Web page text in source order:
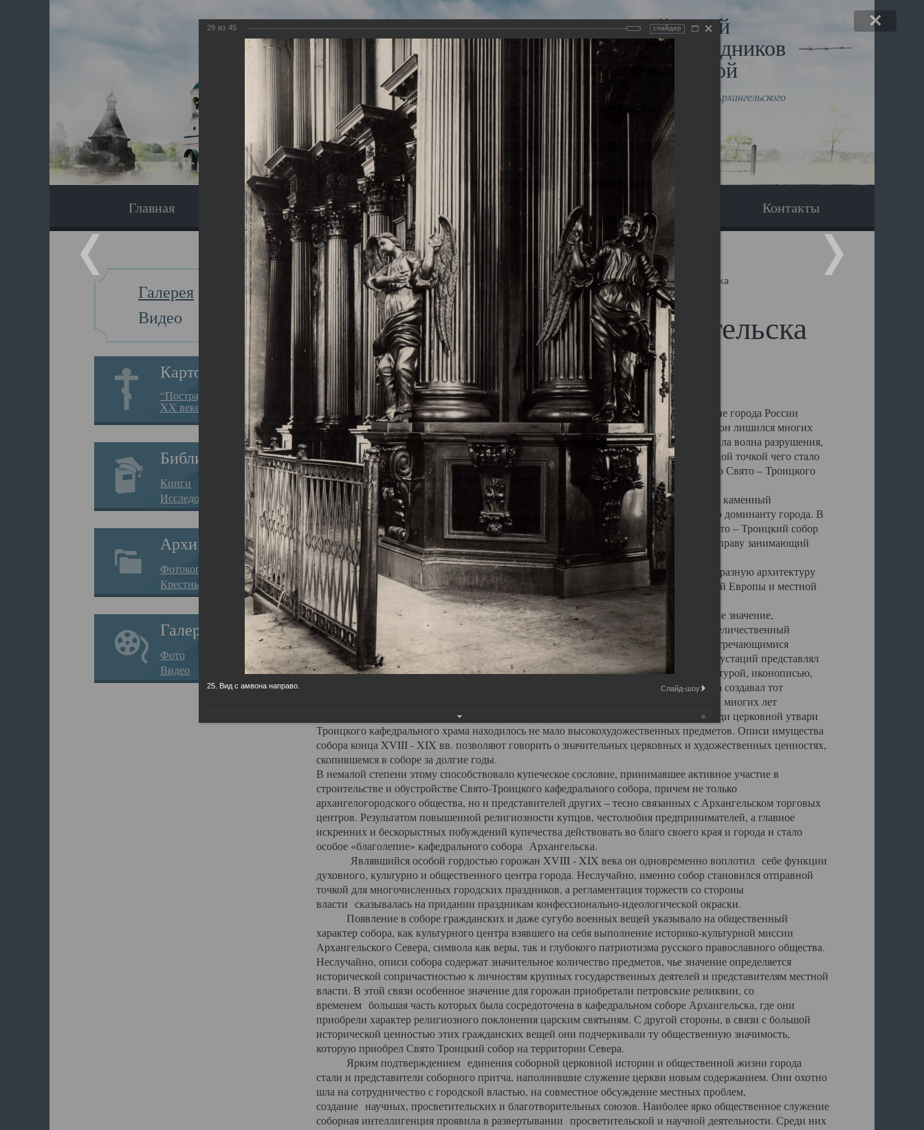
Виртуальный музей
Новомучеников и исповедников
Земли Архангельской
Сайт создан по благословлению митрополита Архангельского
и Холмогорского Даниила
Главная Экскурсия Наследники Галерея Вопрос-ответ Контакты
Галерея
Видео
Картотека
“Пострадавшие за веру в
XX веке на Севере”
Библиотека
Книги
Исследования
Архив
Фотокопии дел
Крестные ходы
Галерея
Фото
Видео
Главная Галерея Храмы-мученики Архангельска Свято-Троицкий собор Архангельска
Свято-Троицкий собор Архангельска
Свято-Троицкий собор Архангельска
23.12.2015
Сегодня мы можем говорить, что Архангельск в большей мере, чем другие губернские города России
пострадал от целенаправленных систематических разрушений, в результате которых он лишился многих
выдающихся памятников архитектуры. Больше всего по старому Архангельску ударила волна разрушения,
вызванная борьбой с религией, набравшая особую силу в конце 20 –х годов. Отправной точкой чего стало
разрушение православного центра архангельской губернии - ансамбля кафедрального Свято – Троицкого
собора Архангельска.
Возникнув в начале XVIII века в центре Архангельска, величественный каменный
двухэтажный Троицкий собор, сразу превратился в зрительную и градостроительную доминанту города. В
XVIII веке по масштабам ему не было равных на Севере. Вплоть до разрушения Свято – Троицкий собор
оставался самым высоким и значительным из городских строений Архангельска, по праву занимающий
второе место, после гостиных дворов, в градостроительной картине Архангельска.
Один из самых больших и светлых соборов России воплотил в себе яркую и своеобразную архитектуру
портового города с отраженными в ней архитектурными течениями России, Западной Европы и местной
архангелогородской школы церковного зодчества.
Масштабность, благолепие и богатство собора, вполне оправдывали его кафедральное значение,
заслуженно выделяя из многочисленных культовых построек города. Обширный и величественный
иконостас украшенный колоннами ионического стиля, с единственными нигде не встречающимися
царскими вратами, изящным фронтоном и множеством резных, символических инкрустаций представлял
собой поистине художественную ценность. В совокупности же с живописью, скульптурой, иконописью,
шитьем, многочисленными предметами церковной утвари интерьер Троицкого храма создавал тот
неповторимый красочный ансамбль декоративного убранства собора, на протяжении многих лет
поражающий воображение своих посетителей. В соборной ризнице, библиотеке, среди церковной утвари
Троицкого кафедрального храма находилось не мало высокохудожественных предметов. Описи имущества
собора конца XVIII - XIX вв. позволяют говорить о значительных церковных и художественных ценностях,
скопившемся в соборе за долгие годы.
В немалой степени этому способствовало купеческое сословие, принимавшее активное участие в
строительстве и обустройстве Свято-Троицкого кафедрального собора, причем не только
архангелогородского общества, но и представителей других – тесно связанных с Архангельском торговых
центров. Результатом повышенной религиозности купцов, честолюбия предпринимателей, а главное
искренних и бескорыстных побуждений купечества действовать во благо своего края и города и стало
особое «благолепие» кафедрального собора Архангельска.
Являвшийся особой гордостью горожан XVIII - XIX века он одновременно воплотил себе функции
духовного, культурно и общественного центра города. Неслучайно, именно собор становился отправной
точкой для многочисленных городских праздников, а регламентация торжеств со стороны
власти сказывалась на придании праздникам конфессионально-идеологической окраски.
Появление в соборе гражданских и даже сугубо военных вещей указывало на общественный
характер собора, как культурного центра взявшего на себя выполнение историко-культурной миссии
Архангельского Севера, символа как веры, так и глубокого патриотизма русского православного общества.
Неслучайно, описи собора содержат значительное количество предметов, чье значение определяется
исторической сопричастностью к личностям крупных государственных деятелей и представителям местной
власти. В этой связи особенное значение для горожан приобретали петровские реликвии, со
временем большая часть которых была сосредоточена в кафедральном соборе Архангельска, где они
приобрели характер религиозного поклонения царским святыням. С другой стороны, в связи с большой
исторической ценностью этих гражданских вещей они подчеркивали ту общественную значимость,
которую приобрел Свято Троицкий собор на территории Севера.
Ярким подтверждением единения соборной церковной истории и общественной жизни города
стали и представители соборного притча, наполнившие служение церкви новым содержанием. Они охотно
шла на сотрудничество с городской властью, на совместное обсуждение местных проблем,
создание научных, просветительских и благотворительных союзов. Наиболее ярко общественное служение
соборная интеллигенция проявила в развертывании просветительской и научной деятельности. Среди них
29 из 45 слайдер
25. Вид с амвона направо. Слайд-шоу: